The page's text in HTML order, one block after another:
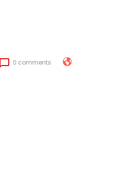
chat_bubble_outline 0 comments